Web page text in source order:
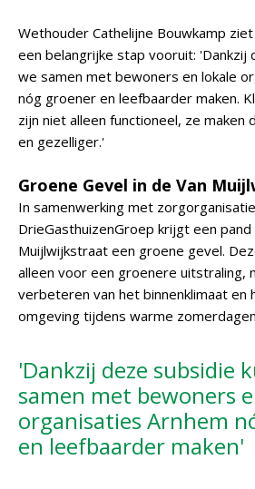
Wethouder Cathelijne Bouwkamp
een belangrijke stap vooruit: 'Dankzij
we samen met bewoners en lokale
nóg groener en leefbaarder maken.
zijn niet alleen functioneel, ze maken
en gezelliger.'
Groene Gevel in de Van
In samenwerking met zorgorganisatie
DrieGasthuizenGroep krijgt een pand
Muijlwijkstraat een groene gevel.
alleen voor een groenere uitstraling,
verbeteren van het binnenklimaat en
omgeving tijdens warme
'Dankzij deze subsidie
samen met bewoners
organisaties Arnhem
en leefbaarder maken'